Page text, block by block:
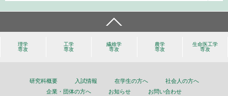
理学
専攻
工学
専攻
繊維学
専攻
農学
専攻
生命医工学
専攻
研究科概要 入試情報 在学生の方へ
社会人の方へ
企業・団体の方へ
お知らせ お問い合わせ